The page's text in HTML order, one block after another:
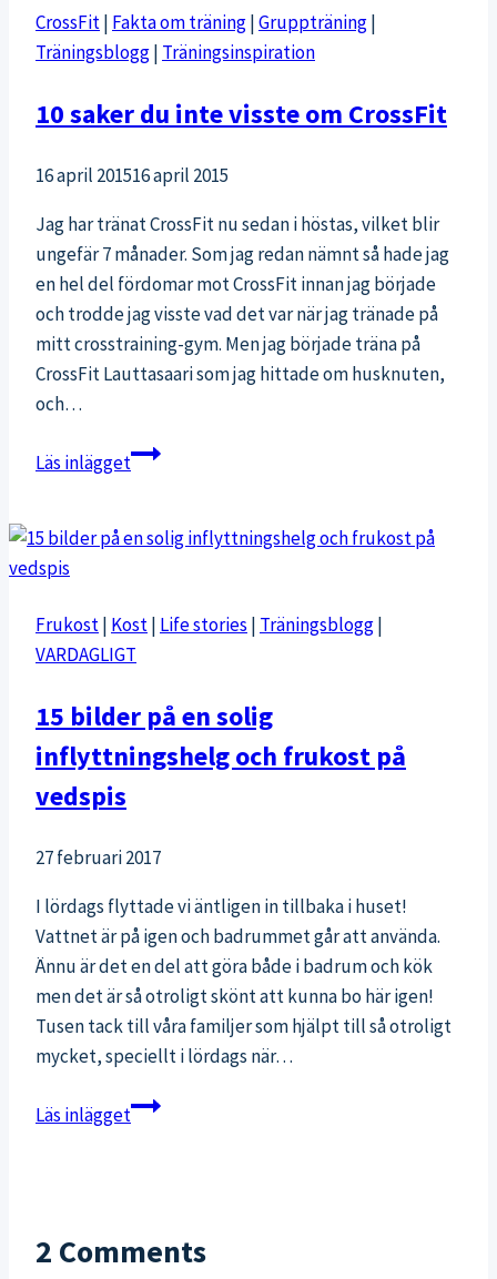
fria
vikter
för
CrossFit| Fakta om träning|Gruppträning|
Träningsblogg| Träningsinspiration
10 saker du inte visste om CrossFit
16 april 201516 april 2015
Jag har tränat CrossFit nu sedan i höstas, vilket blir
ungefär 7 månader. Som jag redan nämnt så hade jag
en hel del fördomar mot CrossFit innan jag började
och trodde jag visste vad det var när jag tränade på
mitt crosstraining-gym. Men jag började träna på
CrossFit Lauttasaari som jag hittade om husknuten,
och…
Läs inlägget10
inte
CrossFit
Frukost| Kost| Life stories | Träningsblogg|
VARDAGLIGT
15 bilder på en solig
inflyttningshelg och frukost på
vedspis
27 februari 2017
I lördags flyttade vi äntligen in tillbaka i huset!
Vattnet är på igen och badrummet går att använda.
Ännu är det en del att göra både i badrum och kök
men det är så otroligt skönt att kunna bo här igen!
Tusen tack till våra familjer som hjälpt till så otroligt
mycket, speciellt i lördags när…
Läs inlägget15
inflyttningshelg
2 Comments